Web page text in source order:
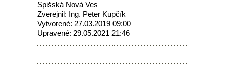
Spišská Nová Ves
Zverejnil: Ing. Peter Kupčík
Vytvorené: 27.03.2019 09:00
Upravené: 29.05.2021 21:46